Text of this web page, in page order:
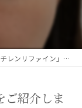
ファイン」をご紹介します😊
ご紹介しま